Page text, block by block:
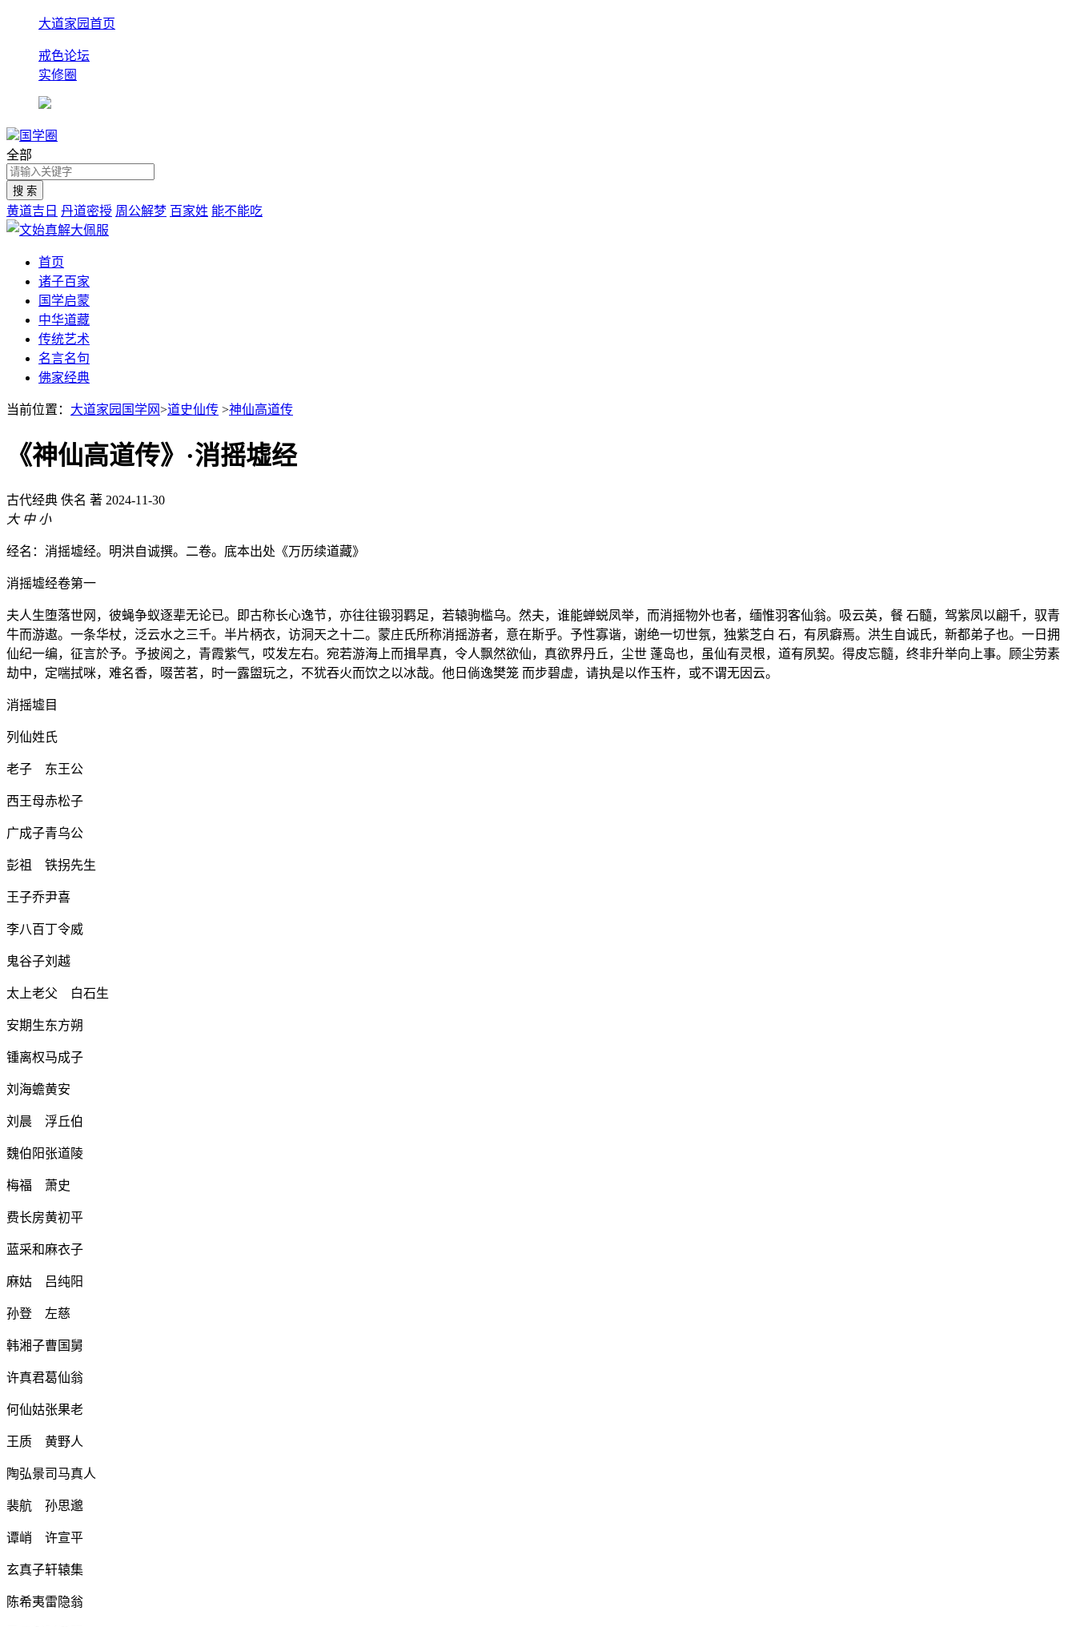
大道家园首页
戒色论坛
实修圈
国学圈
全部
黄道吉日 丹道密授 周公解梦 百家姓 能不能吃
首页
诸子百家
国学启蒙
中华道藏
传统艺术
名言名句
佛家经典
当前位置： 大道家园国学网>道史仙传 >神仙高道传
《神仙高道传》·消摇墟经
古代经典 佚名 著 2024-11-30
大 中 小
经名：消摇墟经。明洪自诚撰。二卷。底本出处《万历续道藏》
消摇墟经卷第一
夫人生堕落世网，彼蝇争蚁逐辈无论已。即古称长心逸节，亦往往锻羽羁足，若辕驹槛乌。然夫，谁能蝉蜕凤举，而消摇物外也者，缅惟羽客仙翁。吸云英，餐 石髓，驾紫凤以翩千，驭青
牛而游遨。一条华杖，泛云水之三千。半片柄衣，访洞天之十二。蒙庄氏所称消摇游者，意在斯乎。予性寡谐，谢绝一切世氛，独紫芝白 石，有夙癖焉。洪生自诚氏，新都弟子也。一日拥
仙纪一编，征言於予。予披阅之，青霞紫气，哎发左右。宛若游海上而揖旱真，令人飘然欲仙，真欲界丹丘，尘世 蓬岛也，虽仙有灵根，道有夙契。得皮忘髓，终非升举向上事。顾尘劳素
劫中，定喘拭咪，难名香，啜苦茗，时一露盥玩之，不犹吞火而饮之以冰哉。他日倘逸樊笼 而步碧虚，请执是以作玉杵，或不谓无因云。
消摇墟目
列仙姓氏
老子 东王公
西王母赤松子
广成子青乌公
彭祖 铁拐先生
王子乔尹喜
李八百丁令威
鬼谷子刘越
太上老父 白石生
安期生东方朔
锺离权马成子
刘海蟾黄安
刘晨 浮丘伯
魏伯阳张道陵
梅福 萧史
费长房黄初平
蓝采和麻衣子
麻姑 吕纯阳
孙登 左慈
韩湘子曹国舅
许真君葛仙翁
何仙姑张果老
王质 黄野人
陶弘景司马真人
裴航 孙思邈
谭峭 许宣平
玄真子轩辕集
陈希夷雷隐翁